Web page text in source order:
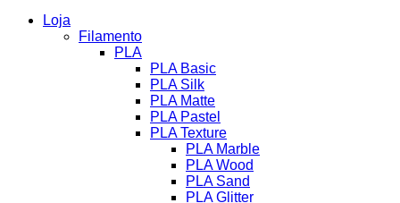
Loja
Filamento
PLA
PLA Basic
PLA Silk
PLA Matte
PLA Pastel
PLA Texture
PLA Marble
PLA Wood
PLA Sand
PLA Glitter